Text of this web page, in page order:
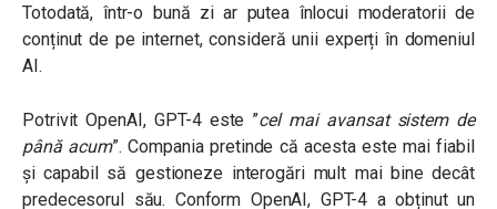
Totodată, într-o bună zi ar putea înlocui moderatorii de
conținut de pe internet, consideră unii experți în domeniul
AI.
Potrivit OpenAI, GPT-4 este ”cel mai avansat sistem de
până acum”. Compania pretinde că acesta este mai fiabil
și capabil să gestioneze interogări mult mai bine decât
predecesorul său. Conform OpenAI, GPT-4 a obținut un